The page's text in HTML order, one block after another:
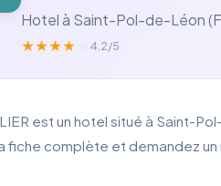
Hotel à Saint-Pol-de-Léon
★★★★ 4.2/5
est un hotel situé à Saint-
fiche complète et demandez un